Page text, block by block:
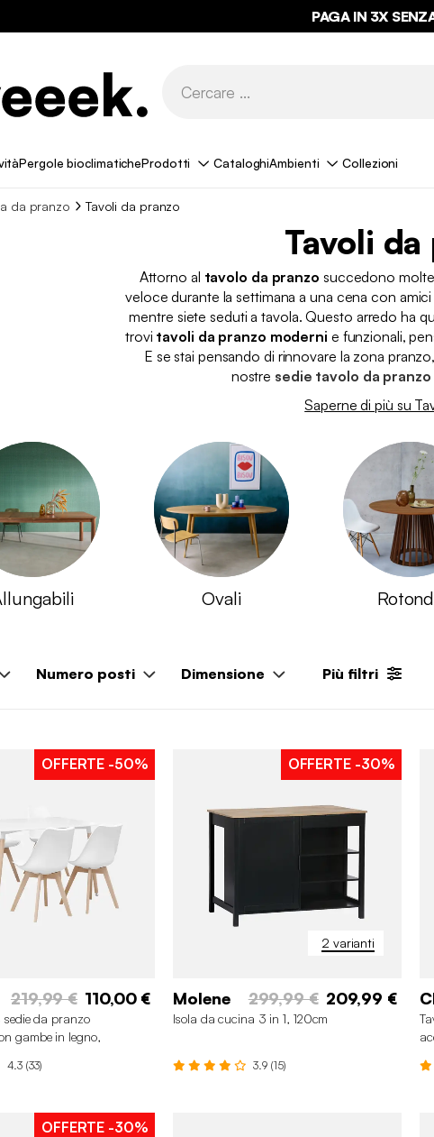
PAGA IN 3X
Pergole bioclimaticheProdotti CataloghiAmbienti Collezioni
da pranzo Tavoli da pranzo
Tavoli da
Attorno al tavolo da pranzo succedono
veloce durante la settimana a una cena con
mentre siete seduti a tavola. Questo arredo ha
trovi tavoli da pranzo moderni e funzionali,
E se stai pensando di rinnovare la zona
nostre sedie tavolo da pranzo
Saperne di più su
Ovali
Numero posti Dimensione Più filtri
OFFERTE -50%
219,99 € 110,00 €
sedie da pranzo
gambe in legno,
4.3 (33)
2 varianti
OFFERTE -30%
Molene 299,99 € 209,99 €
Isola da cucina 3 in 1, 120cm
3.9 (15)
OFFERTE -30%